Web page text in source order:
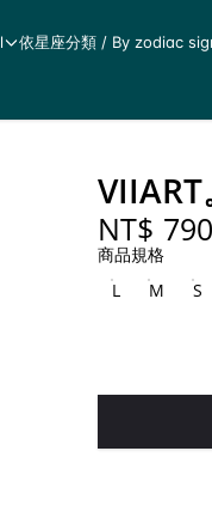
依星座分類 / By zodiac
NT$ 790
商品規格
L
M S